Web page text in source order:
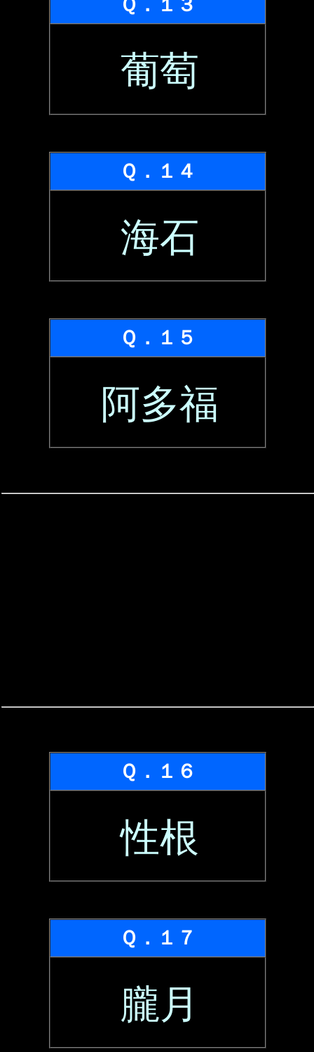
Ｑ．１３
葡萄
Ｑ．１４
海石
Ｑ．１５
阿多福
Ｑ．１６
性根
Ｑ．１７
朧月